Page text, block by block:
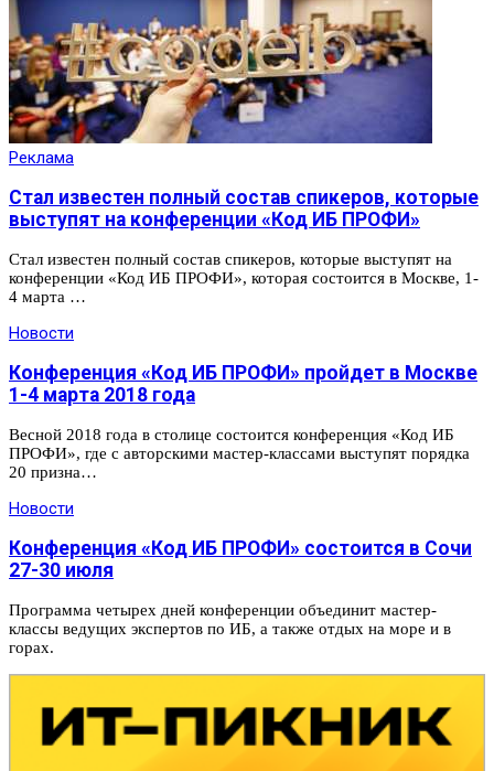
Реклама
Стал известен полный состав спикеров, которые
выступят на конференции «Код ИБ ПРОФИ»
Стал известен полный состав спикеров, которые выступят на
конференции «Код ИБ ПРОФИ», которая состоится в Москве, 1-
4 марта …
Новости
Конференция «Код ИБ ПРОФИ» пройдет в Москве
1-4 марта 2018 года
Весной 2018 года в столице состоится конференция «Код ИБ
ПРОФИ», где с авторскими мастер-классами выступят порядка
20 призна…
Новости
Конференция «Код ИБ ПРОФИ» состоится в Сочи
27-30 июля
Программа четырех дней конференции объединит мастер-
классы ведущих экспертов по ИБ, а также отдых на море и в
горах.